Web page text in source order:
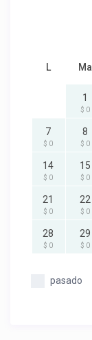
L Ma
1
$ 0
7
$ 0
8
$ 0
14
$ 0
15
$ 0
21
$ 0
22
$ 0
28
$ 0
29
$ 0
pasado